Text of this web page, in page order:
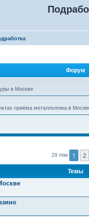
Форум
в Москве
приёма металлолома в
29 тем 1 2
Темы